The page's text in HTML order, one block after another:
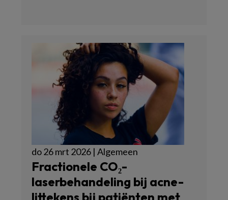
do 26 mrt 2026 | Algemeen
Fractionele CO₂-
laserbehandeling bij acne-
littekens bij patiënten met